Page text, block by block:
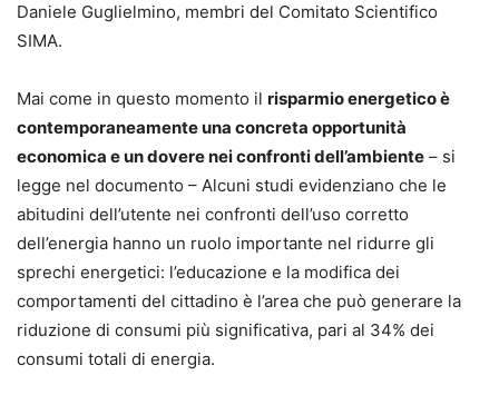
Daniele Guglielmino, membri del Comitato Scientifico
SIMA.
Mai come in questo momento il risparmio energetico è
contemporaneamente una concreta opportunità
economica e un dovere nei confronti dell’ambiente – si
legge nel documento – Alcuni studi evidenziano che le
abitudini dell’utente nei confronti dell’uso corretto
dell’energia hanno un ruolo importante nel ridurre gli
sprechi energetici: l’educazione e la modifica dei
comportamenti del cittadino è l’area che può generare la
riduzione di consumi più significativa, pari al 34% dei
consumi totali di energia.